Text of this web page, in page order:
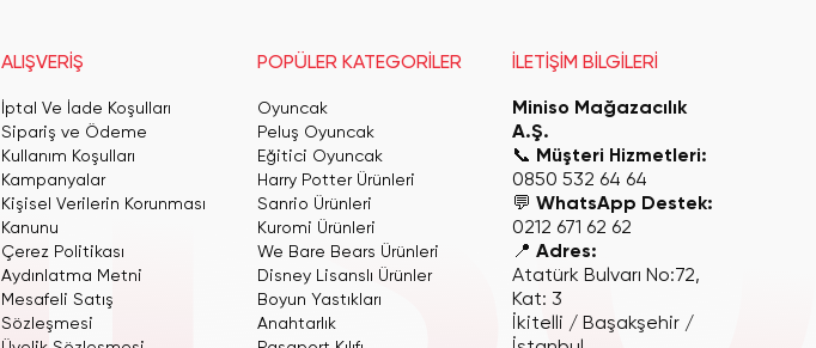
ALIŞVERİŞ
İptal Ve İade Koşulları
Sipariş ve Ödeme
Kullanım Koşulları
Kampanyalar
Kişisel Verilerin Korunması
Kanunu
Çerez Politikası
Aydınlatma Metni
Mesafeli Satış
Sözleşmesi
POPÜLER KATEGORİLER
Oyuncak
Peluş Oyuncak
Eğitici Oyuncak
Harry Potter Ürünleri
Sanrio Ürünleri
Kuromi Ürünleri
We Bare Bears Ürünleri
Disney Lisanslı Ürünler
Boyun Yastıkları
Anahtarlık
İLETİŞİM BİLGİLERİ
Miniso Mağazacılık
A.Ş.
📞 Müşteri Hizmetleri:
0850 532 64 64
💬WhatsApp Destek:
0212 671 62 62
📍Adres:
Atatürk Bulvarı No:72,
Kat: 3
İkitelli / Başakşehir /